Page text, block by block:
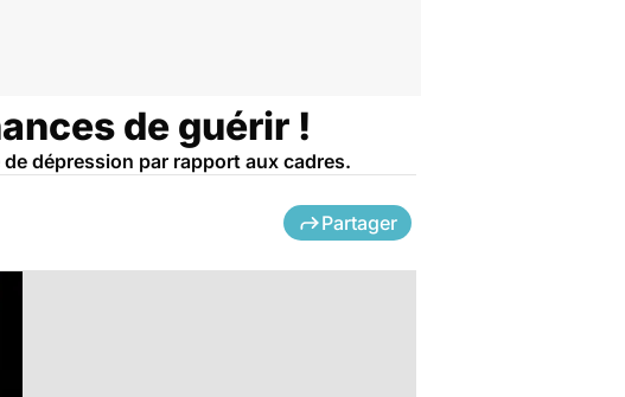
de guérir !
dépression par rapport aux cadres.
Partager